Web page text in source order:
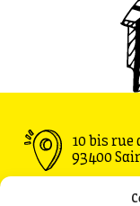
10 bis
93400
Ouvert